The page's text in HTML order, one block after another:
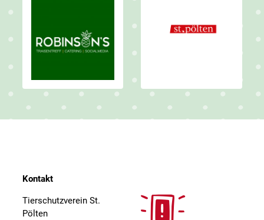
Kontakt
Tierschutzverein St.
Pölten